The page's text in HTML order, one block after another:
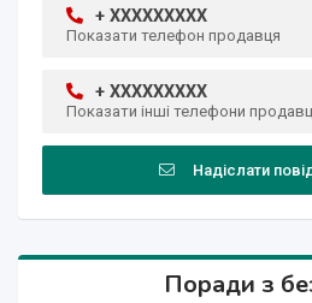
+ XXXXXXXXX
Показати телефон продавця
+ XXXXXXXXX
Показати інші телефони
Надіслати
Поради з